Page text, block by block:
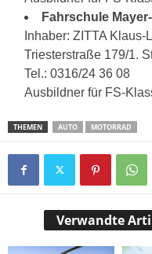
Fahrschule
Inhaber: ZITTA Klaus-
Triesterstraße 179/1.
Tel.: 0316/24 36 08
Ausbildner für FS-
THEMEN AUTO MOTORRAD
Verwandte